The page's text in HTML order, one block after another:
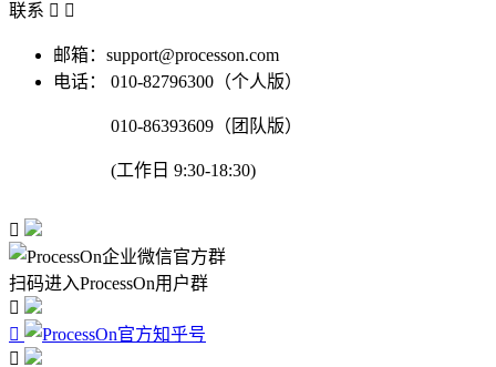
联系  
邮箱：support@processon.com
电话：
010-82796300（个人版）
010-86393609（团队版）
(工作日 9:30-18:30)

扫码进入ProcessOn用户群


